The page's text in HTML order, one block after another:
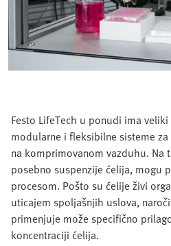
Festo LifeTech u ponudi ima
modularne i fleksibilne sisteme
na komprimovanom vazduhu. Na
posebno suspenzije ćelija, mogu
procesom. Pošto su ćelije živi
uticajem spoljašnjih uslova,
primenjuje može specifično
koncentraciji ćelija.